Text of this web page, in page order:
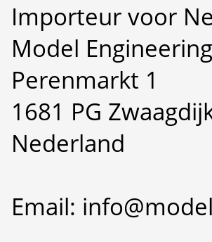
Importeur voor
Model Engineering
Perenmarkt 1
1681 PG
Nederland
Email: